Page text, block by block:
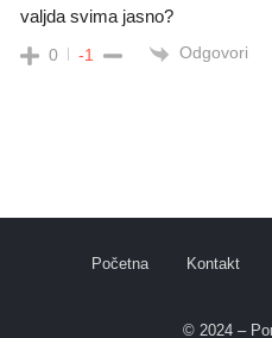
valjda svima jasno?
0 -1 Odgovori
Početna Kontakt
© 2024 –